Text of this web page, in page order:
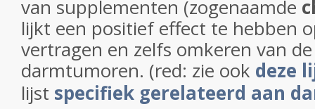
van supplementen (zogenaamde
lijkt een positief effect te hebben
vertragen en zelfs omkeren van
darmtumoren. (red: zie ook deze
lijst specifiek gerelateerd aan